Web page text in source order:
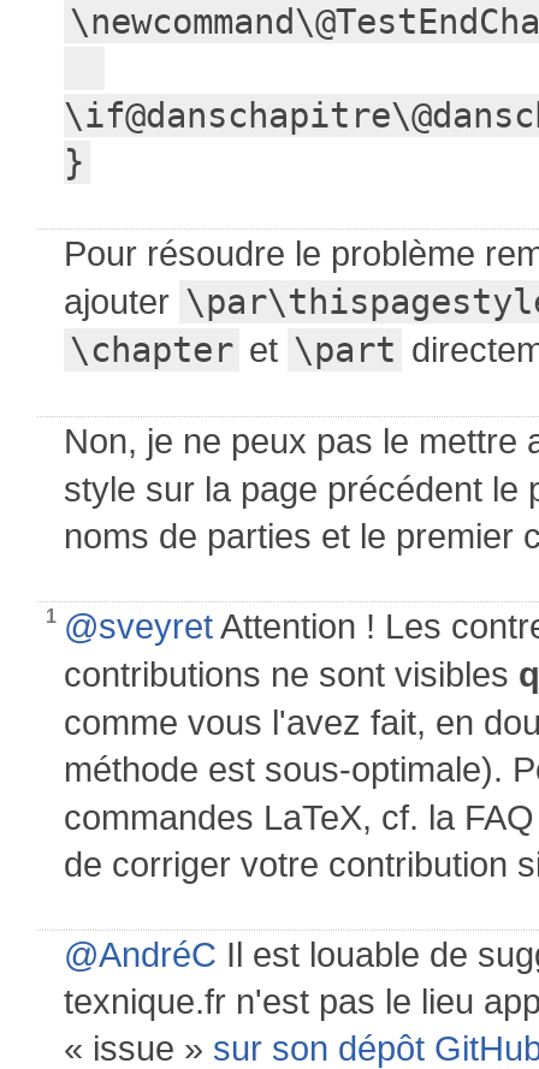
}
Pour résoudre le problème
ajouter
\chapter et \part
Non, je ne peux pas le mettre
style sur la page précédent le
noms de parties et le premier
1 @sveyretAttention ! Les
contributions ne sont visibles
comme vous l'avez fait, en
méthode est sous-optimale).
commandes LaTeX, cf. la
de corriger votre contribution
@AndréC Il est louable de
texnique.fr n'est pas le lieu
« issue » sur son dépôt